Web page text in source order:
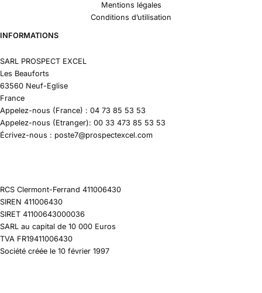
Mentions légales
Conditions d’utilisation
INFORMATIONS
SARL PROSPECT EXCEL
Les Beauforts
63560 Neuf-Eglise
France
Appelez-nous (France) : 04 73 85 53 53
Appelez-nous (Etranger): 00 33 473 85 53 53
Écrivez-nous : poste7@prospectexcel.com
RCS Clermont-Ferrand 411006430
SIREN 411006430
SIRET 41100643000036
SARL au capital de 10 000 Euros
TVA FR19411006430
Société créée le 10 février 1997